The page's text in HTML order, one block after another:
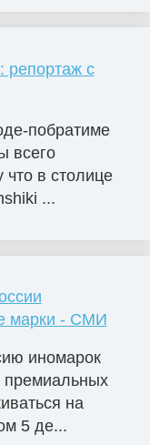
репортаж с
побратиме
всего
в столице
...
марки - СМИ
иномарок
премиальных
на
5 де...